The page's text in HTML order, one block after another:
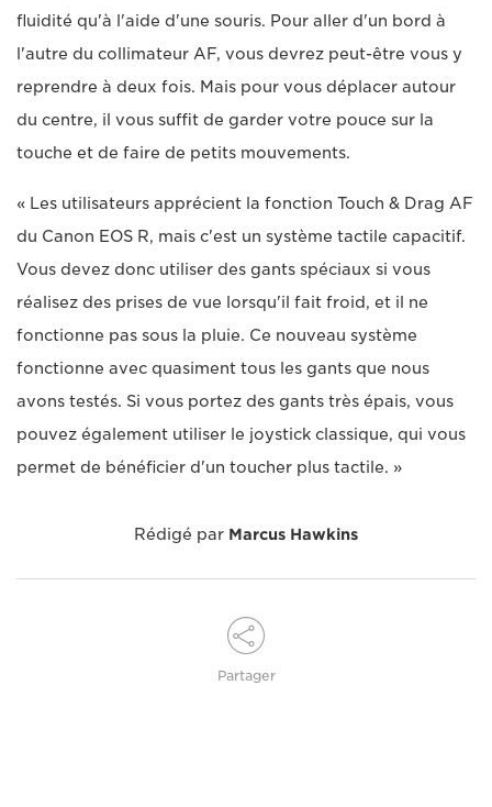
fluidité qu'à l'aide d'une souris. Pour aller d'un bord à
l'autre du collimateur AF, vous devrez peut-être vous y
reprendre à deux fois. Mais pour vous déplacer autour
du centre, il vous suffit de garder votre pouce sur la
touche et de faire de petits mouvements.
« Les utilisateurs apprécient la fonction Touch & Drag AF
du Canon EOS R, mais c'est un système tactile capacitif.
Vous devez donc utiliser des gants spéciaux si vous
réalisez des prises de vue lorsqu'il fait froid, et il ne
fonctionne pas sous la pluie. Ce nouveau système
fonctionne avec quasiment tous les gants que nous
avons testés. Si vous portez des gants très épais, vous
pouvez également utiliser le joystick classique, qui vous
permet de bénéficier d'un toucher plus tactile. »
Rédigé par Marcus Hawkins
Partager